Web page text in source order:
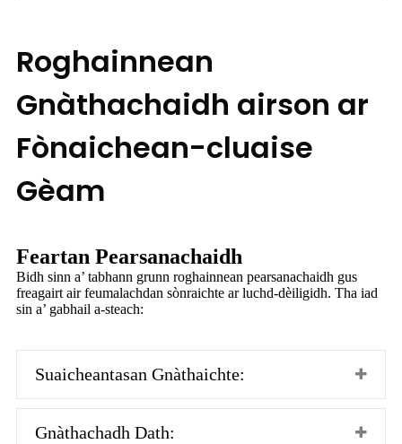
Roghainnean
Gnàthachaidh airson ar
Fònaichean-cluaise
Gèam
Feartan Pearsanachaidh
Bidh sinn a’ tabhann grunn roghainnean pearsanachaidh gus
freagairt air feumalachdan sònraichte ar luchd-dèiligidh. Tha iad
sin a’ gabhail a-steach:
Suaicheantasan Gnàthaichte:
Gnàthachadh Dath: